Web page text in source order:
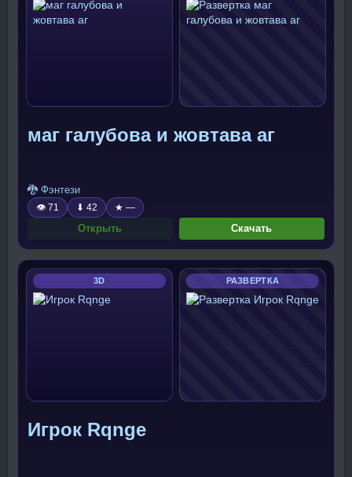
маг галубова и жовтава аг
🐉 Фэнтези
👁 71 ⬇ 42 ★ —
Открыть Скачать
3D РАЗВЕРТКА
Игрок Rqnge